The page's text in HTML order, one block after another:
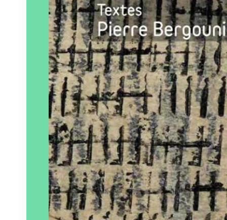
Paru le28/06/2024